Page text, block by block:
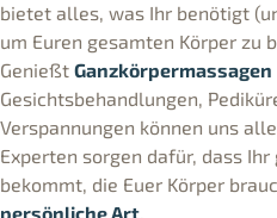
bietet alles, was Ihr benötigt
um Euren gesamten Körper zu
Genießt Ganzkörpermassagen
Gesichtsbehandlungen,
Verspannungen können uns
Experten sorgen dafür, dass
bekommt, die Euer Körper
persönliche Art.